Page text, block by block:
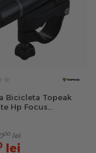
Bicicleta Topeak
Hp Focus
00 lei
lei